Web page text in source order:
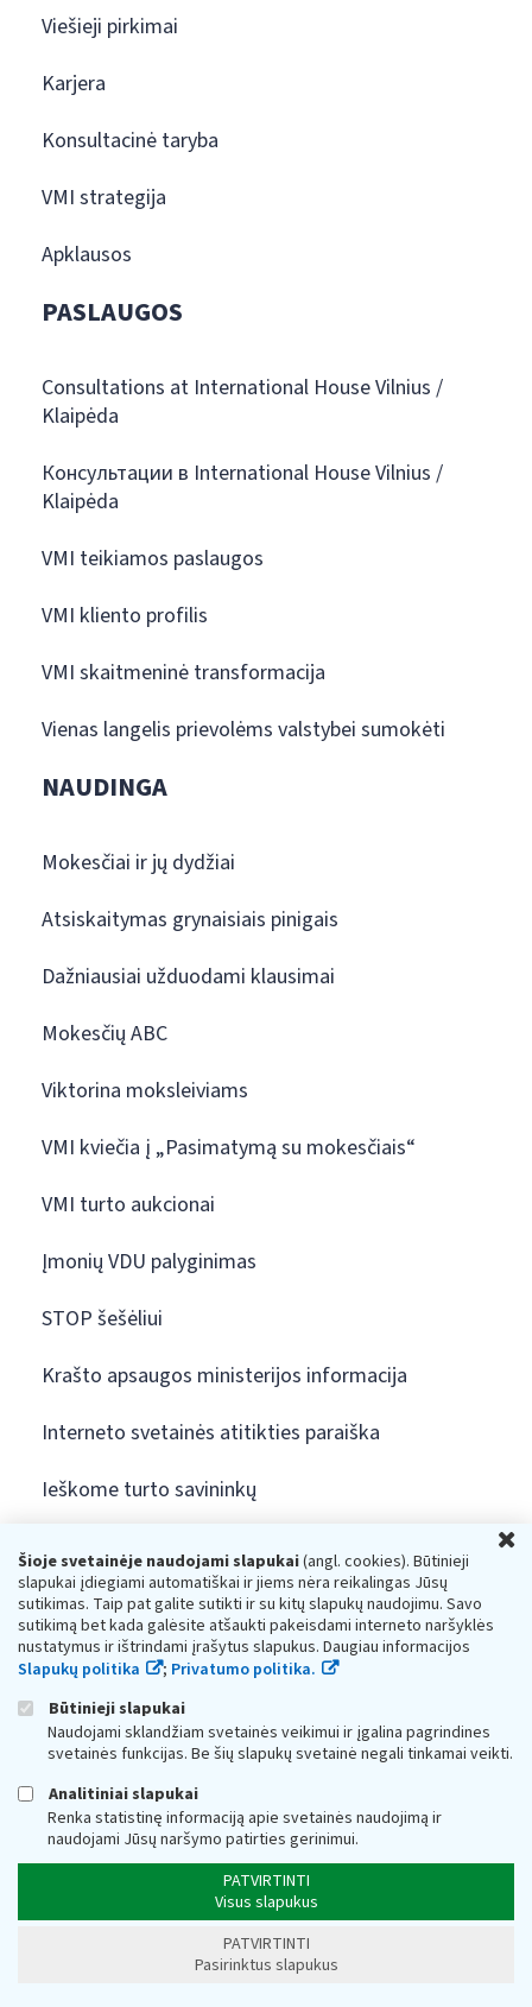
Šioje svetainėje naudojami slapukai(angl. cookies). Būtinieji
slapukai įdiegiami automatiškai ir jiems nėra reikalingas Jūsų
sutikimas. Taip pat galite sutikti ir su kitų slapukų naudojimu. Savo
sutikimą bet kada galėsite atšaukti pakeisdami interneto naršyklės
nustatymus ir ištrindami įrašytus slapukus. Daugiau informacijos
Slapukų politika
; Privatumo politika.
Būtinieji slapukai
Naudojami sklandžiam svetainės veikimui ir įgalina pagrindines
svetainės funkcijas. Be šių slapukų svetainė negali tinkamai veikti.
Analitiniai slapukai
Renka statistinę informaciją apie svetainės naudojimą ir
naudojami Jūsų naršymo patirties gerinimui.
PATVIRTINTI
Visus slapukus
PATVIRTINTI
Pasirinktus slapukus
Viešieji pirkimai
Karjera
Konsultacinė taryba
VMI strategija
Apklausos
PASLAUGOS
Consultations at International House Vilnius /
Klaipėda
Консультации в International House Vilnius /
Klaipėda
VMI teikiamos paslaugos
VMI kliento profilis
VMI skaitmeninė transformacija
Vienas langelis prievolėms valstybei sumokėti
NAUDINGA
Mokesčiai ir jų dydžiai
Atsiskaitymas grynaisiais pinigais
Dažniausiai užduodami klausimai
Mokesčių ABC
Viktorina moksleiviams
VMI kviečia į „Pasimatymą su mokesčiais“
VMI turto aukcionai
Įmonių VDU palyginimas
STOP šešėliui
Krašto apsaugos ministerijos informacija
Interneto svetainės atitikties paraiška
Ieškome turto savininkų
Konsultacijos mokesčių klausimais ir paslaugos
gyventojams:
+370 5 260 5060
Darbo laikas: I-IV 8.00-17.00, V 8.00-15.45.
Kiekvieno mėnesio antrą penktadienį 8.00 val. - 12.00 val.
Paklausimas perMano VMI